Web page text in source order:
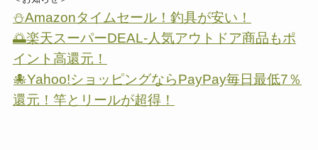
⛄Amazonタイムセール！釣具が安い！
🌅楽天スーパーDEAL-人気アウトドア商品もポ
イント高還元！
🐙Yahoo!ショッピングならPayPay毎日最低7％
還元！竿とリールが超得！